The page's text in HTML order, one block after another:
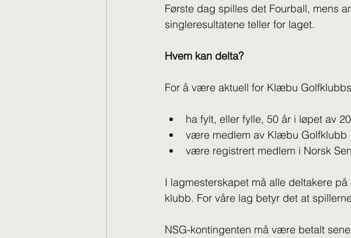
Første dag spilles det Fourball, mens
singleresultatene teller for laget.
Hvem kan delta?
For å være aktuell for Klæbu
ha fylt, eller fylle, 50 år i løpet av
være medlem av Klæbu Golfklubb
være registrert medlem i Norsk
I lagmesterskapet må alle deltakere
klubb. For våre lag betyr det at
NSG-kontingenten må være betalt